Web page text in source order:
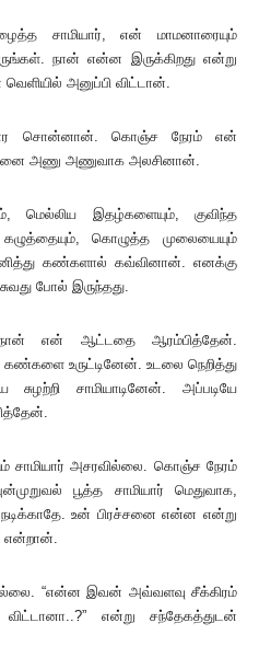
சாமியார், என் மாமனாரையும்
நான் என்ன இருக்கிறது என்று
வெளியில் அனுப்பி விட்டான்.
சொன்னான். கொஞ்ச நேரம் என்
அணு அணுவாக அலசினான்.
மெல்லிய இதழ்களையும், குவிந்த
கொழுத்த முலையையும்
கண்களால் கவ்வினான். எனக்கு
போல் இருந்தது.
நான் என் ஆட்டதை ஆரம்பித்தேன்.
உருட்டினேன். உடலை நெறித்து
சாமியாடினேன். அப்படியே
அசரவில்லை. கொஞ்ச நேரம்
பூத்த சாமியார் மெதுவாக,
உன் பிரச்சனை என்ன என்று
என்றான்.
“என்ன இவன் அவ்வளவு சீக்கிரம்
என்று சந்தேகத்துடன்